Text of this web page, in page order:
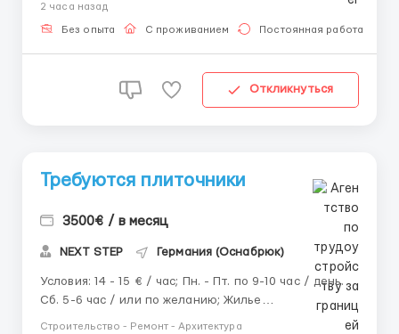
организовано бесплатно / платно (в зависимости
от объекта); Много объектов п...
2 часа назад
Без опыта С проживанием Постоянная работа
Откликнуться
Требуются плиточники
3500€ / в месяц
NEXT STEP Германия (Оснабрюк)
Условия: 14 - 15 € / час; Пн. - Пт. по 9-10 час / день.
Сб. 5-6 час / или по желанию; Жилье
предоставляется за 300 € / месяц (удерживается из
Строительство - Ремонт - Архитектура